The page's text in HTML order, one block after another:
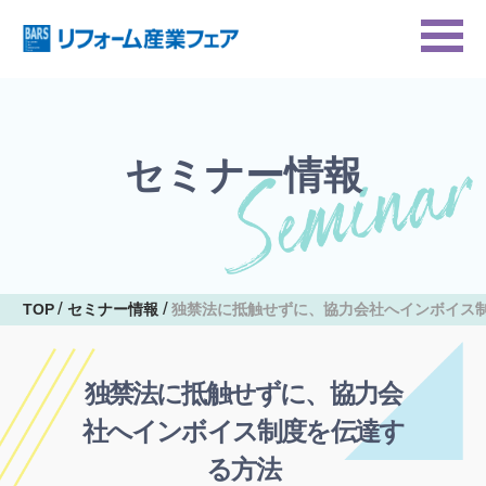
セミナー情報
TOP セミナー情報 独禁法に抵触せずに、協力会社へインボイス
独禁法に抵触せずに、協力会
社へインボイス制度を伝達す
る方法